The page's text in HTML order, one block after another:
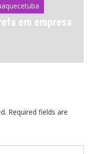
em empresa
Required fields are